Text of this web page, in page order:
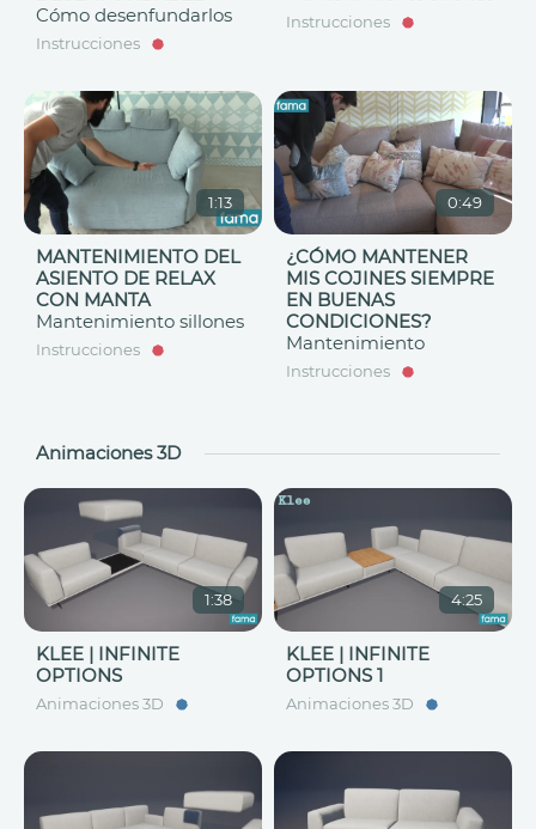
Cómo desenfundarlos
Instrucciones
Instrucciones
1:13
MANTENIMIENTO DEL
ASIENTO DE RELAX
CON MANTA
Mantenimiento sillones
Instrucciones
0:49
¿CÓMO MANTENER
MIS COJINES SIEMPRE
EN BUENAS
CONDICIONES?
Mantenimiento
Instrucciones
Animaciones 3D
1:38
KLEE | INFINITE
OPTIONS
Animaciones 3D
4:25
KLEE | INFINITE
OPTIONS 1
Animaciones 3D